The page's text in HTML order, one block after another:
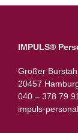
IMPULS®
Großer
20457
040 – 378 79
impuls-